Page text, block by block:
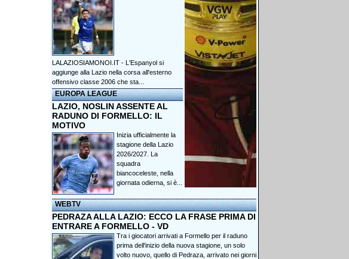
LALAZIOSIAMONOI.IT - L'Espanyol si
aggiunge alla Lazio nella corsa all'esterno
offensivo classe 2006 che sta...
EUROPA LEAGUE
LAZIO, NOSLIN ASSENTE AL
RADUNO DI FORMELLO: IL
MOTIVO
Inizia ufficialmente la
stagione della Lazio
2026/2027. La
squadra
biancoceleste, nella
giornata odierna, si è...
WEBTV
PEDRAZA ALLA LAZIO: ECCO LA FRASE PRIMA DI
ENTRARE A FORMELLO - VD
Tra i giocatori arrivati a Formello per il raduno
prima dell'inizio della nuova stagione, un solo
volto nuovo, quello di Pedraza, arrivato nei giorni